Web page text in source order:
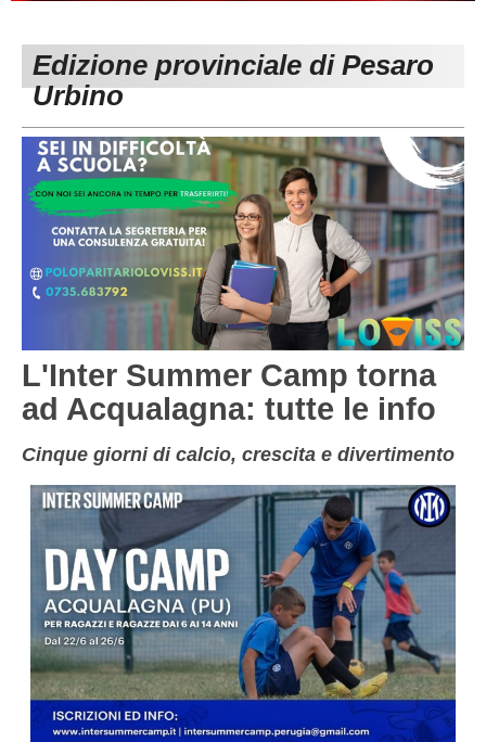
Carica la tua Rosa
1^ CATEGORIA
3^ CATEGORIA
GIOVANILI
Edizione provinciale di Pesaro
Urbino
L'Inter Summer Camp torna
ad Acqualagna: tutte le info
Cinque giorni di calcio, crescita e divertimento